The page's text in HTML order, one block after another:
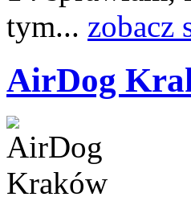
tym... zobacz
AirDog